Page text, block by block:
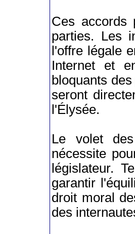
Ces accords
parties. Les
l'offre légale
Internet et
bloquants
seront
l'Élysée.
Le volet
nécessite
législateur.
garantir
droit moral
des